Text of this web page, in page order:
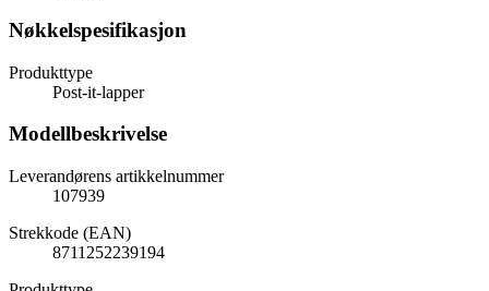
Nøkkelspesifikasjon
Produkttype
Post-it-lapper
Modellbeskrivelse
Leverandørens artikkelnummer
107939
Strekkode (EAN)
8711252239194